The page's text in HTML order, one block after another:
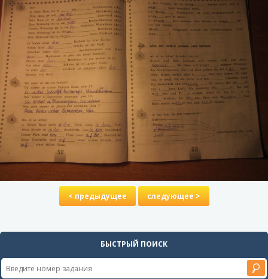
< предыдущее следующее >
БЫСТРЫЙ ПОИСК